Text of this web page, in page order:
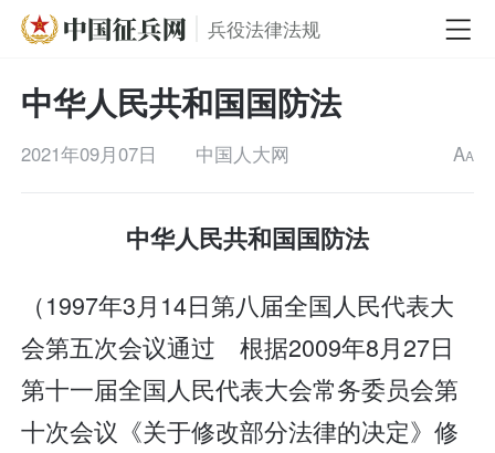
兵役法律法规
中华人民共和国国防法
2021年09月07日 中国人大网 AA
中华人民共和国国防法
（1997年3月14日第八届全国人民代表大
会第五次会议通过 根据2009年8月27日
第十一届全国人民代表大会常务委员会第
十次会议《关于修改部分法律的决定》修